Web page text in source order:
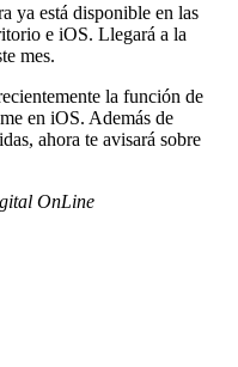
ya está disponible en las
e iOS. Llegará a la
mes.
la función de
en iOS. Además de
ahora te avisará sobre
OnLine